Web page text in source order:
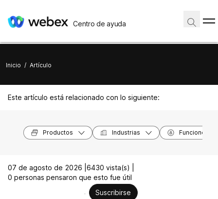
Centro de ayuda
Inicio / Artículo
Este artículo está relacionado con lo siguiente:
Productos Industrias Funciones
07 de agosto de 2026 | 6430 vista(s) |
0 personas pensaron que esto fue útil
Suscribirse